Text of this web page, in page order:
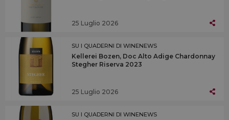
25 Luglio 2026
SU I QUADERNI DI WINENEWS
Kellerei Bozen, Doc Alto Adige Chardonnay
Stegher Riserva 2023
25 Luglio 2026
SU I QUADERNI DI WINENEWS